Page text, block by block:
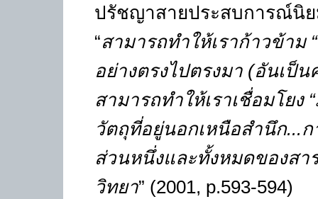
ปรัชญาสายประสบการณ์นิ
“สามารถทำให้เราก้าวข้าม
อย่างตรงไปตรงมา (อันเป็
สามารถทำให้เราเชื่อมโยง
วัตถุที่อยู่นอกเหนือสำนึก...
ส่วนหนึ่งและทั้งหมดของส
วิทยา” (2001, p.593-594)